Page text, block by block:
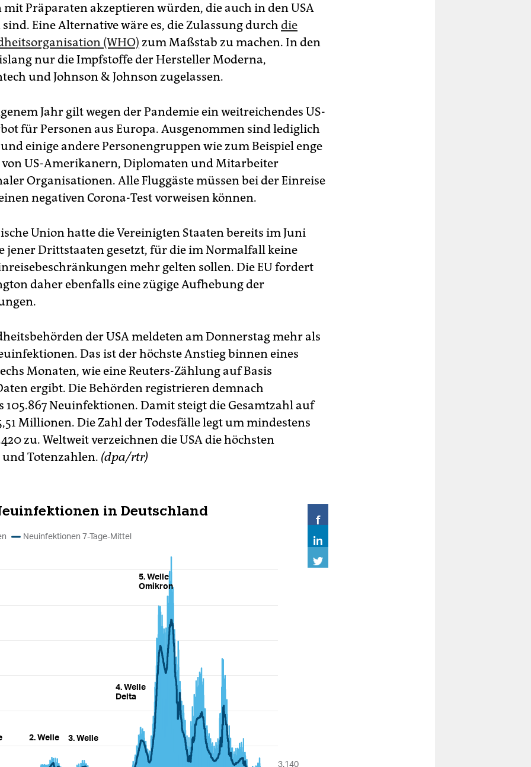
Präparaten akzeptieren würden, die auch in den USA
sind. Eine Alternative wäre es, die Zulassung durch die
(WHO) zum Maßstab zu machen. In den
nur die Impfstoffe der Hersteller Moderna,
und Johnson & Johnson zugelassen.
Jahr gilt wegen der Pandemie ein weitreichendes US-
für Personen aus Europa. Ausgenommen sind lediglich
einige andere Personengruppen wie zum Beispiel enge
US-Amerikanern, Diplomaten und Mitarbeiter
Organisationen. Alle Fluggäste müssen bei der Einreise
negativen Corona-Test vorweisen können.
Union hatte die Vereinigten Staaten bereits im Juni
jener Drittstaaten gesetzt, für die im Normalfall keine
mehr gelten sollen. Die EU fordert
daher ebenfalls eine zügige Aufhebung der
der USA meldeten am Donnerstag mehr als
Das ist der höchste Anstieg binnen eines
Monaten, wie eine Reuters-Zählung auf Basis
ergibt. Die Behörden registrieren demnach
105.867 Neuinfektionen. Damit steigt die Gesamtzahl auf
Millionen. Die Zahl der Todesfälle legt um mindestens
zu. Weltweit verzeichnen die USA die höchsten
Totenzahlen. (dpa/rtr)